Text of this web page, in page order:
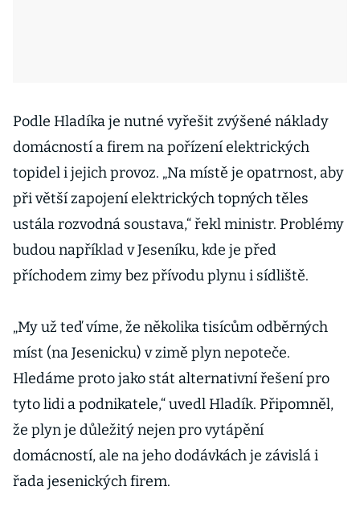
Podle Hladíka je nutné vyřešit zvýšené náklady
domácností a firem na pořízení elektrických
topidel i jejich provoz. „Na místě je opatrnost, aby
při větší zapojení elektrických topných těles
ustála rozvodná soustava,“ řekl ministr. Problémy
budou například v Jeseníku, kde je před
příchodem zimy bez přívodu plynu i sídliště.
„My už teď víme, že několika tisícům odběrných
míst (na Jesenicku) v zimě plyn nepoteče.
Hledáme proto jako stát alternativní řešení pro
tyto lidi a podnikatele,“ uvedl Hladík. Připomněl,
že plyn je důležitý nejen pro vytápění
domácností, ale na jeho dodávkách je závislá i
řada jesenických firem.